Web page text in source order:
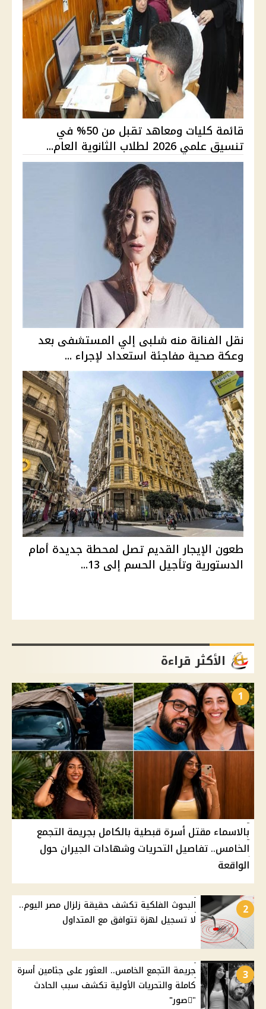
قائمة كليات ومعاهد تقبل من 50% في
تنسيق علمي 2026 لطلاب الثانوية العام...
نقل الفنانة منه شلبى إلي المستشفى بعد
وعكة صحية مفاجئة استعداد لإجراء ...
طعون الإيجار القديم تصل لمحطة جديدة أمام
الدستورية وتأجيل الحسم إلى 13...
الأكثر قراءة
1
بالاسماء مقتل أسرة قبطية بالكامل بجريمة التجمع
الخامس.. تفاصيل التحريات وشهادات الجيران حول
الواقعة
2
البحوث الفلكية تكشف حقيقة زلزال مصر اليوم..
لا تسجيل لهزة تتوافق مع المتداول
3
جريمة التجمع الخامس.. العثور على جثامين أسرة
كاملة والتحريات الأولية تكشف سبب الحادث
"ًصور"